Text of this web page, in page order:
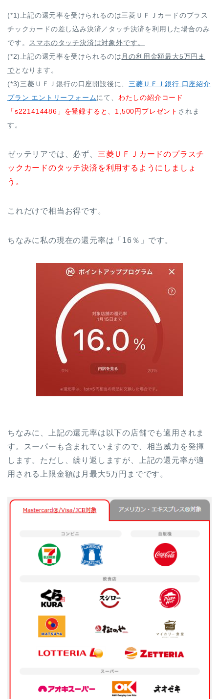
(*1)上記の還元率を受けられるのは三菱ＵＦＪカードのプラス
チックカードの差し込み決済／タッチ決済を利用した場合のみ
です。 スマホのタッチ決済は対象外です。
(*2)上記の還元率を受けられるのは 月の利用金額最大5万円ま
でとなります。
(*3)三菱ＵＦＪ銀行の口座開設後に、 三菱ＵＦＪ銀行 口座紹介
プラン エントリーフォームにて、 わたしの紹介コード
「s221414486」を登録すると、1,500円プレゼント されま
す。
ゼッテリアでは、必ず、 三菱ＵＦＪカードのプラスチ
ックカードのタッチ決済を利用するようにしましょ
う。
これだけで相当お得です。
ちなみに私の現在の還元率は「16％」です。
ちなみに、上記の還元率は以下の店舗でも適用されま
す。スーパーも含まれていますので、相当威力を発揮
します。ただし、繰り返しますが、上記の還元率が適
用される上限金額は月最大5万円までです。